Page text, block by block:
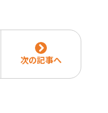
次の記事へ